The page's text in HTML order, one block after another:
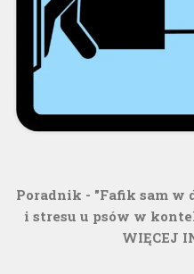
Poradnik - "Fafik sam w
i stresu u psów w
WIĘCEJ